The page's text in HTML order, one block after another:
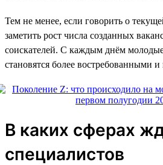
Тем не менее, если говорить о
заметить рост числа созданных
соискателей. С каждым днём
становятся более востребованными
В каких сферах
специалистов